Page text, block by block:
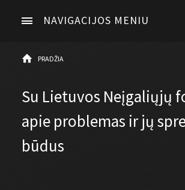
NAVIGACIJOS MENIU
PRADŽIA
Su Lietuvos Neįgaliųjų
apie problemas ir jų
būdus